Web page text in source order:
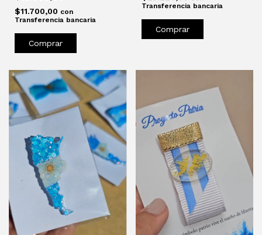
$11.700,00 con
Transferencia bancaria
Transferencia bancaria
Comprar